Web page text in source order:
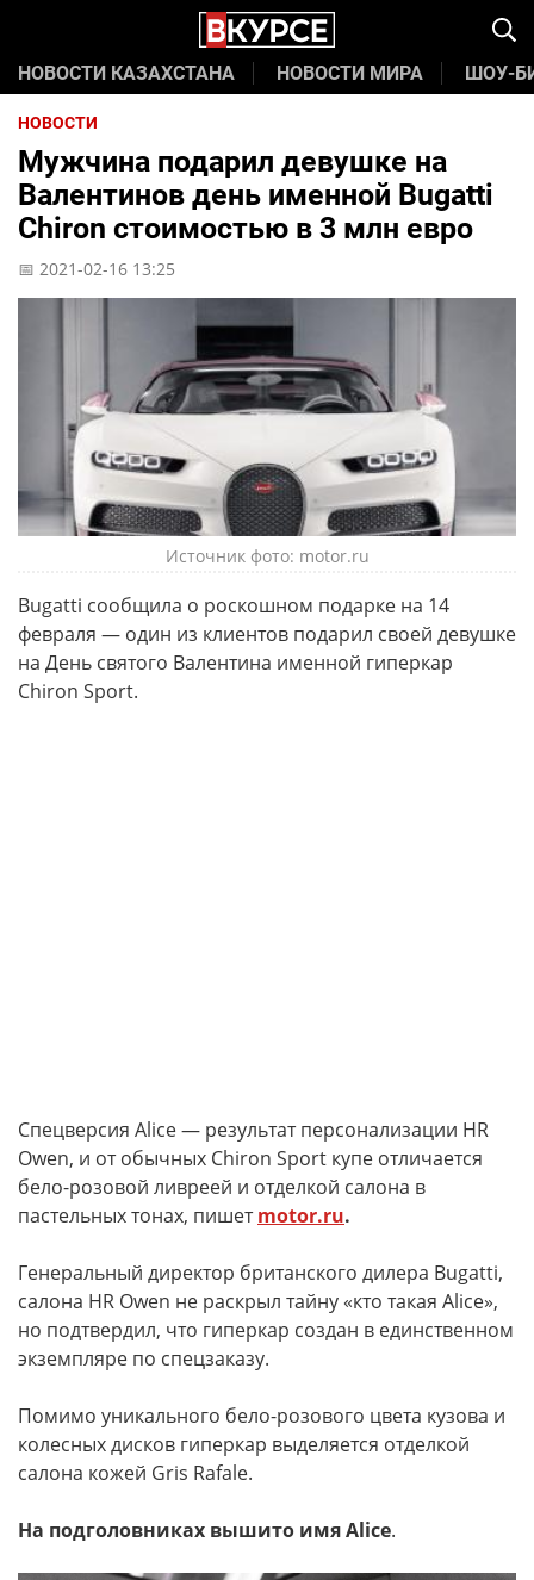
НОВОСТИ КАЗАХСТАНА НОВОСТИ МИРА ШОУ-
НОВОСТИ
Мужчина подарил девушке на
Валентинов день именной Bugatti
Chiron стоимостью в 3 млн евро
📅 2021-02-16 13:25
Источник фото: motor.ru
Bugatti сообщила о роскошном подарке на 14
февраля — один из клиентов подарил своей девушке
на День святого Валентина именной гиперкар
Chiron Sport.
Спецверсия Alice — результат персонализации HR
Owen, и от обычных Chiron Sport купе отличается
бело-розовой ливреей и отделкой салона в
пастельных тонах, пишетmotor.ru.
Генеральный директор британского дилера Bugatti,
салона HR Owen не раскрыл тайну «кто такая Alice»,
но подтвердил, что гиперкар создан в единственном
экземпляре по спецзаказу.
Помимо уникального бело-розового цвета кузова и
колесных дисков гиперкар выделяется отделкой
салона кожей Gris Rafale.
На подголовниках вышито имя Alice.